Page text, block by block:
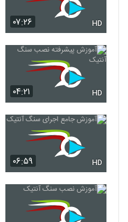
۰۷:۲۶ HD
۰۴:۲۱ HD
۰۶:۵۹ HD